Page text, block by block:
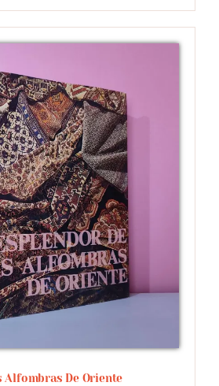
Alfombras De Oriente